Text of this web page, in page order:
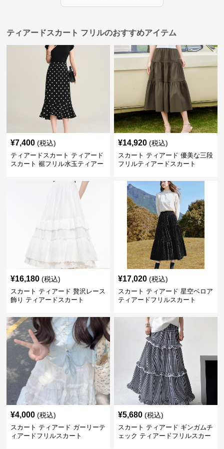
ティアードスカート フリルのおすすめアイテム
¥7,400 (税込)
ティアードスカート ティアード
スカート 裾フリル水玉ティアー
¥14,920 (税込)
スカート ティアード 優美な三段
フリルティアードスカート
¥16,180 (税込)
スカート ティアード 贅沢レース
飾り ティアードスカート
¥17,020 (税込)
スカート ティアード 星空ベロア
ティアードフリルスカート
¥4,000 (税込)
スカート ティアード ガーリーテ
ィアードフリルスカート
¥5,680 (税込)
スカート ティアード ギンガムチ
ェック ティアードフリルスカー